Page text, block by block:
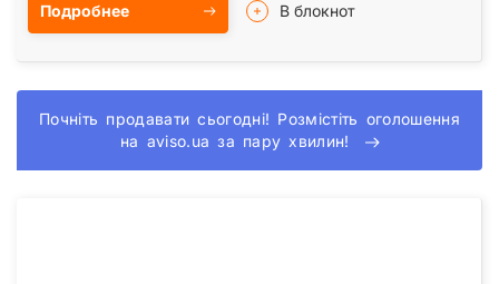
Подробнее В блокнот
Почніть продавати сьогодні! Розмістіть оголошення
на aviso.ua за пару хвилин!